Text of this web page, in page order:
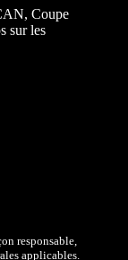
Coupe
sur les
responsable,
applicables.